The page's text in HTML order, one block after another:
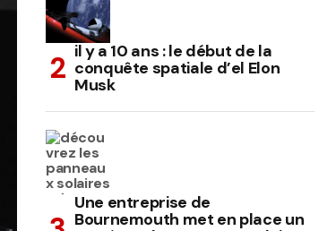
il y a 10 ans : le début de la
conquête spatiale d’el Elon
Musk
Une entreprise de
Bournemouth met en place un